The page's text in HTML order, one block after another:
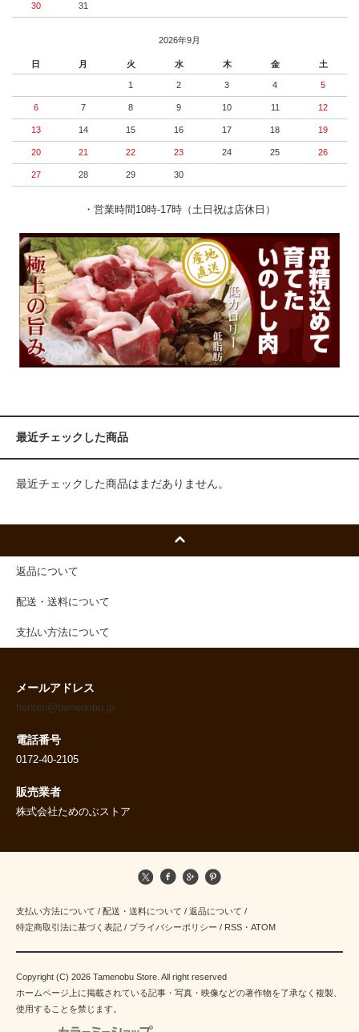
30 31
2026年9月
日 月 火 水 木 金 土
1 2 3 4 5
6 7 8 9 10 11 12
13 14 15 16 17 18 19
20 21 22 23 24 25 26
27 28 29 30
・営業時間10時-17時（土日祝は店休日）
最近チェックした商品
最近チェックした商品はまだありません。
返品について
配送・送料について
支払い方法について
メールアドレス
honten@tamenobu.jp
電話番号
0172-40-2105
販売業者
株式会社ためのぶストア
支払い方法について / 配送・送料について / 返品について /
特定商取引法に基づく表記 / プライバシーポリシー / RSS ・ ATOM
Copyright (C) 2026 Tamenobu Store. All right reserved
ホームページ上に掲載されている記事・写真・映像などの著作物を了承なく複製、
使用することを禁じます。